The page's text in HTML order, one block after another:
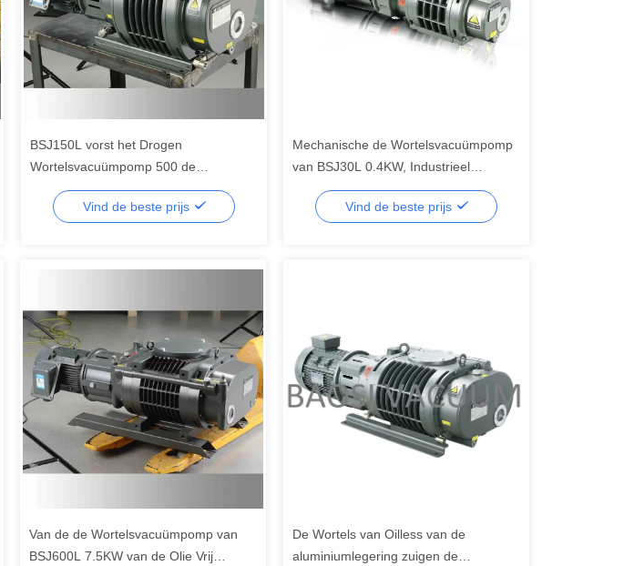
BSJ150L vorst het Drogen
Wortelsvacuümpomp 500 de
Vacuümpomp van de de
Wortelsventilator van m ³ /h
Vind de beste prijs
Mechanische de Wortelsvacuümpomp
van BSJ30L 0.4KW, Industrieel
Gediplomeerd Ce van de
WortelsventilatorVind de beste prijs
Van de de Wortelsvacuümpomp van
BSJ600L 7.5KW van de Olie Vrij
De Wortels van Oilless van de
aluminiumlegering zuigen de